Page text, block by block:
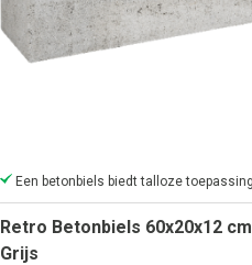
Retro Betonbiels 60x20x12 cm
Grijs